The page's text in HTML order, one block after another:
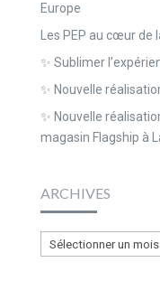
Europe
Les PEP au cœur de
✨ Sublimer
✨ Nouvelle
✨ Nouvelle
magasin Flagship à
ARCHIVES
Archives